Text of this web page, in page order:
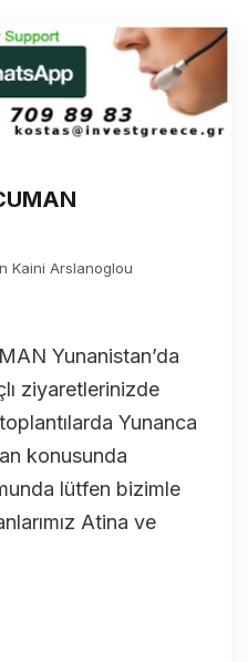
Kaini Arslanoglou
Yunanistan’da
ziyaretlerinizde
Yunanca
konusunda
lütfen bizimle
Atina ve